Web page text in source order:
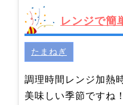
レンジで簡
たまねぎ
調理時間レンジ加熱
美味しい季節ですね